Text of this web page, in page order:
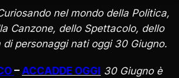
nel mondo della Politica,
Canzone, dello Spettacolo, dello
personaggi nati oggi 30 Giugno.
– ACCADDE OGGI 30 Giugno è